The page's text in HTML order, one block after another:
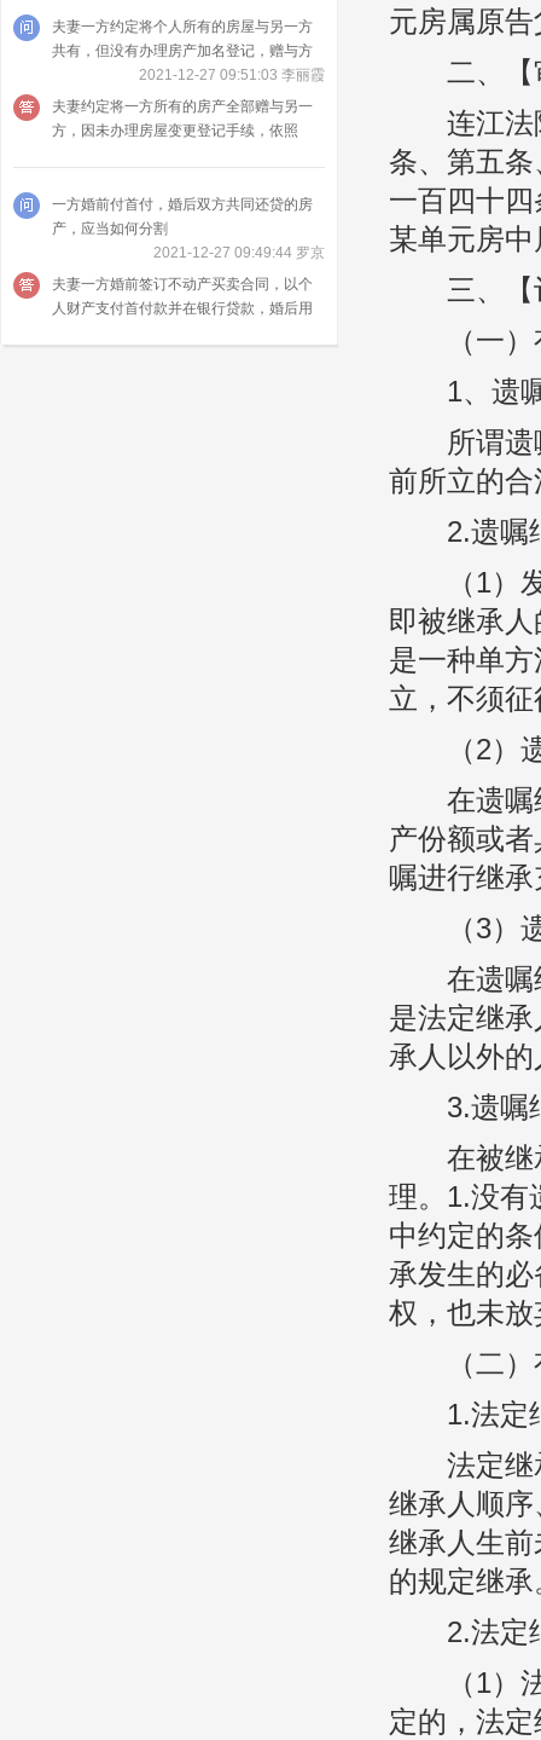
夫妻一方约定将个人所有的房屋与另一方
共有，但没有办理房产加名登记，赠与方
可以请求法院撤销吗？2021-12-27 09:51:03 李丽霞
夫妻约定将一方所有的房产全部赠与另一
方，因未办理房屋变更登记手续，依照
的规定，赠与房产的一方可以撤销赠与
一方婚前付首付，婚后双方共同还贷的房
产，应当如何分割
2021-12-27 09:49:44 罗京
夫妻一方婚前签订不动产买卖合同，以个
人财产支付首付款并在银行贷款，婚后用
元房属原
二、【
连江法院
条、第五
一百四十
某单元房
三、【
（一）有
1、遗嘱
所谓遗嘱
前所立的
2.遗嘱
（1）发
即被继承
是一种单
立，不须
（2）遗
在遗嘱继
产份额或
嘱进行继
（3）遗
在遗嘱继
是法定继
承人以外
3.遗嘱继
在被继承
理。1.没有
中约定的
承发生的
权，也未
（二）
1.法定
法定继承
继承人顺
继承人生
的规定继
2.法定
（1）法
定的，法